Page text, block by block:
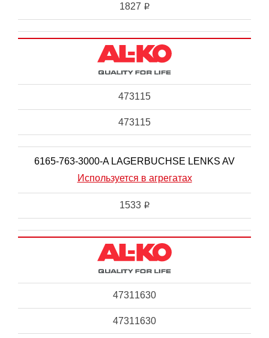
1827 i
473115
473115
6165-763-3000-A LAGERBUCHSE LENKS AV
Используется в агрегатах
1533 i
47311630
47311630